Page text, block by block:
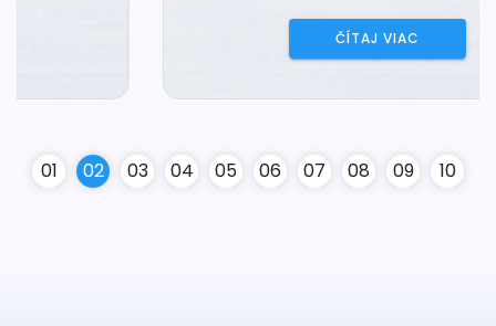
01 02 03 04 05 06 07 08 09 10